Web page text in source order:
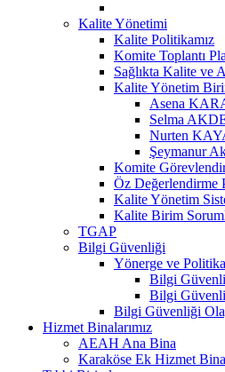
Kalite Yönetimi
Kalite Politikamız
Komite Toplantı
Sağlıkta Kalite ve
Kalite Yönetim
Asena
Selma
Nurten
Şeymanur
Komite
Öz Değerlendirme
Kalite Yönetim
Kalite Birim
TGAP
Bilgi Güvenliği
Yönerge ve
Bilgi
Bilgi
Bilgi Güvenliği
Hizmet Binalarımız
AEAH Ana Bina
Karaköse Ek Hizmet